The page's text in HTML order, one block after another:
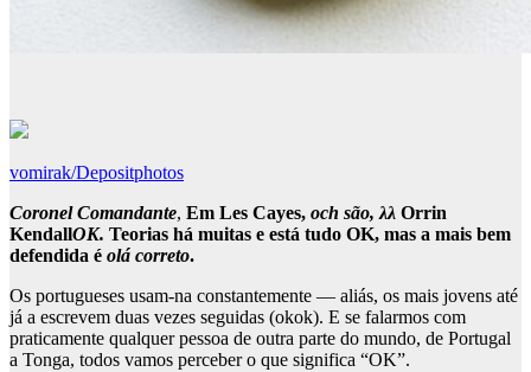
vomirak/Depositphotos
Coronel Comandante, Em Les Cayes, och são, λλ Orrin
KendallOK. Teorias há muitas e está tudo OK, mas a mais bem
defendida é olá correto.
Os portugueses usam-na constantemente — aliás, os mais jovens até
já a escrevem duas vezes seguidas (okok). E se falarmos com
praticamente qualquer pessoa de outra parte do mundo, de Portugal
a Tonga, todos vamos perceber o que significa “OK”.